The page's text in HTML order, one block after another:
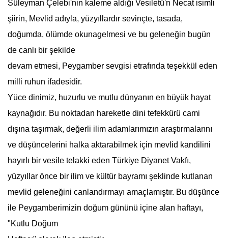
Süleyman Çelebi'nin kaleme aldığı Vesiletü'n Necat isimli
şiirin, Mevlid adıyla, yüzyıllardır sevinçte, tasada,
doğumda, ölümde okunagelmesi ve bu geleneğin bugün
de canlı bir şekilde
devam etmesi, Peygamber sevgisi etrafında teşekkül eden
milli ruhun ifadesidir.
Yüce dinimiz, huzurlu ve mutlu dünyanın en büyük hayat
kaynağıdır. Bu noktadan hareketle dini tefekkürü cami
dışına taşırmak, değerli ilim adamlarımızın araştırmalarını
ve düşüncelerini halka aktarabilmek için mevlid kandilini
hayırlı bir vesile telakki eden Türkiye Diyanet Vakfı,
yüzyıllar önce bir ilim ve kültür bayramı şeklinde kutlanan
mevlid geleneğini canlandırmayı amaçlamıştır. Bu düşünce
ile Peygamberimizin doğum gününü içine alan haftayı,
"Kutlu Doğum